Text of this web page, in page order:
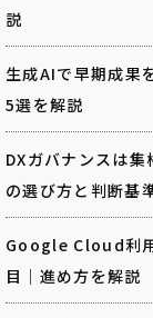
説
生成AIで早期成果
5選を解説
DXガバナンスは
の選び方と判断基
Google Cloud利
目｜進め方を解説